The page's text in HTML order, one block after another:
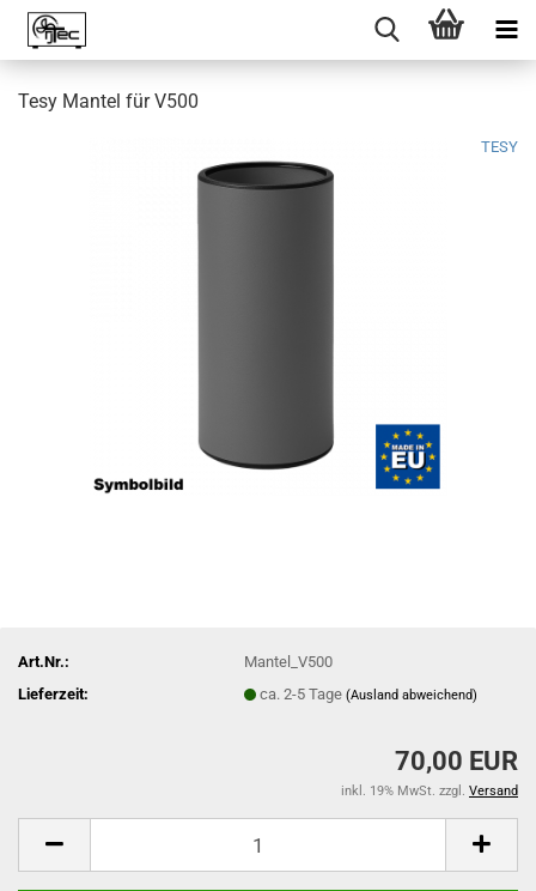
Tesy Mantel für V500
TESY
Art.Nr.:
Mantel_V500
Lieferzeit:
ca. 2-5 Tage(Ausland abweichend)
70,00 EUR
inkl. 19% MwSt. zzgl. Versand